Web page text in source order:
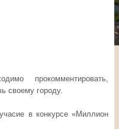
прокомментировать,
своему городу.
в конкурсе «Миллион